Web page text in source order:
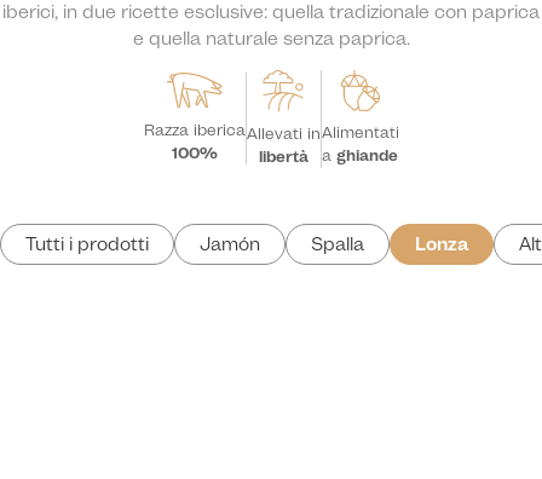
iberici, in due ricette esclusive: quella tradizionale con paprica
e quella naturale senza paprica.
Razza iberica
100%
Allevati in
libertà
Alimentati
a ghiande
Tutti i prodotti Jamón Spalla Lonza